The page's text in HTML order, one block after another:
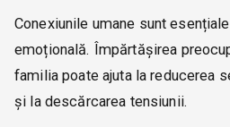
Conexiunile umane sunt
emoțională. Împărtășirea
familia poate ajuta la reducerea
și la descărcarea tensiunii.